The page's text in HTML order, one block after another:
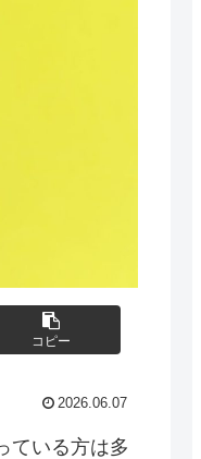
コピー
2026.06.07
ている方は多